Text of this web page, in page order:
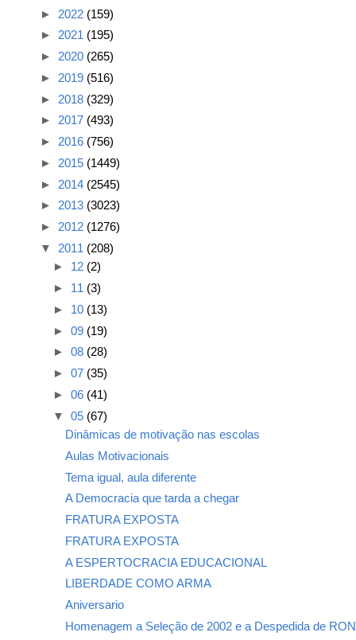
► 2022 (159)
► 2021 (195)
► 2020 (265)
► 2019 (516)
► 2018 (329)
► 2017 (493)
► 2016 (756)
► 2015 (1449)
► 2014 (2545)
► 2013 (3023)
► 2012 (1276)
▼ 2011 (208)
► 12 (2)
► 11 (3)
► 10 (13)
► 09 (19)
► 08 (28)
► 07 (35)
► 06 (41)
▼ 05 (67)
Dinâmicas de motivação nas escolas
Aulas Motivacionais
Tema igual, aula diferente
A Democracia que tarda a chegar
FRATURA EXPOSTA
FRATURA EXPOSTA
A ESPERTOCRACIA EDUCACIONAL
LIBERDADE COMO ARMA
Aniversario
Homenagem a Seleção de 2002 e a Despedida de